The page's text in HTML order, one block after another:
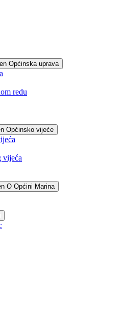
Općinska uprava
redu
Općinsko vijeće
vijeća
O Općini Marina